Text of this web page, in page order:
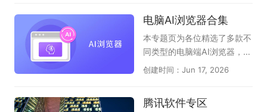
家也能尽情欢唱。
传统手工绘图的束缚，为用户
提供了一个无限广阔的创作天
地，是技术赋予人类的一份珍
广泛应用于建筑、机械、电子
常广泛。对于从事设计工作的
魂，目前一众国产浏览器均有
自己的特点，也符合国人的使
用习惯。在这里，天极下载国
产浏览器大全专题推荐一系列
国产浏览器下载服务，其中收
器，豆包，360安全浏览器，
电脑AI浏览器合集
本专题页为各位精选了多款不
同类型的电脑端AI浏览器，它
们分为：第1种：在原生浏览
片识别、智能问答、创作等
创建时间：Jun 17, 2026
腾讯软件专区